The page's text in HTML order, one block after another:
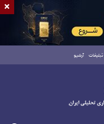
تبلیغات آرشیو
×